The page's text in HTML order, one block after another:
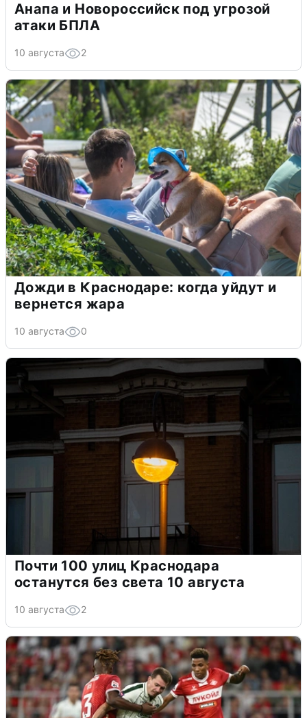
Анапа и Новороссийск под угрозой
атаки БПЛА
10 августа 2
Дожди в Краснодаре: когда уйдут и
вернется жара
10 августа 0
Почти 100 улиц Краснодара
останутся без света 10 августа
10 августа 2